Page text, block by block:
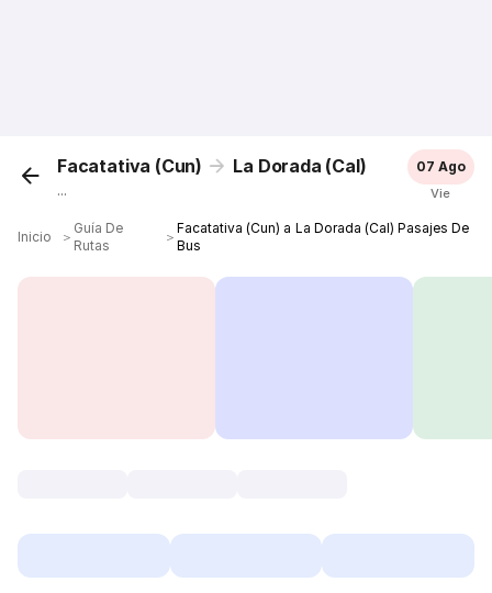
Facatativa (Cun) La Dorada (Cal)
...
07 Ago
Vie
Inicio ＞
Guía De
Rutas
＞
Facatativa (Cun) a La Dorada (Cal) Pasajes De
Bus